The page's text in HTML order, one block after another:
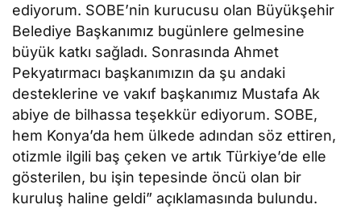
ediyorum. SOBE’nin kurucusu olan Büyükşehir
Belediye Başkanımız bugünlere gelmesine
büyük katkı sağladı. Sonrasında Ahmet
Pekyatırmacı başkanımızın da şu andaki
desteklerine ve vakıf başkanımız Mustafa Ak
abiye de bilhassa teşekkür ediyorum. SOBE,
hem Konya’da hem ülkede adından söz ettiren,
otizmle ilgili baş çeken ve artık Türkiye’de elle
gösterilen, bu işin tepesinde öncü olan bir
kuruluş haline geldi” açıklamasında bulundu.